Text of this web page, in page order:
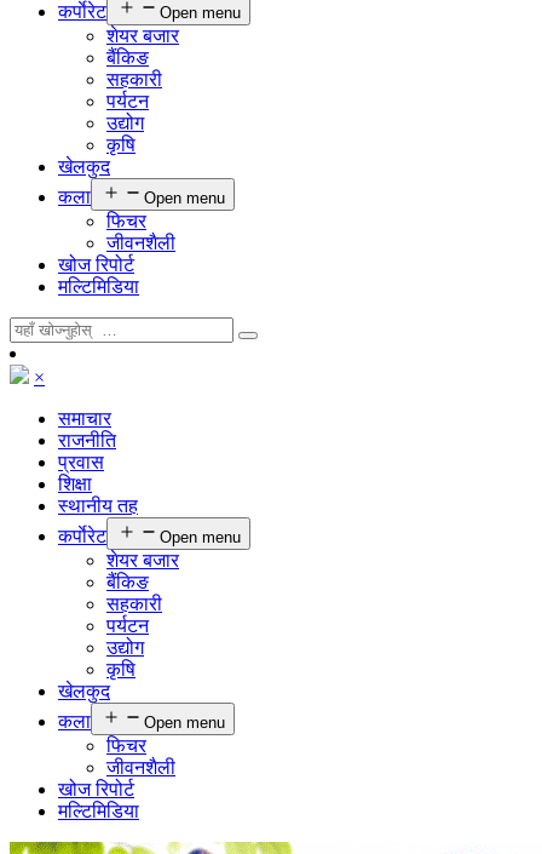
कर्पाेरेट
Open menu
शेयर बजार
बैंकिङ
सहकारी
पर्यटन
उद्योग
कृषि
खेलकुद
कला
Open menu
फिचर
जीवनशैली
खोज रिपोर्ट
मल्टिमिडिया
×
समाचार
राजनीति
प्रवास
शिक्षा
स्थानीय तह
कर्पाेरेट
Open menu
शेयर बजार
बैंकिङ
सहकारी
पर्यटन
उद्योग
कृषि
खेलकुद
कला
Open menu
फिचर
जीवनशैली
खोज रिपोर्ट
मल्टिमिडिया